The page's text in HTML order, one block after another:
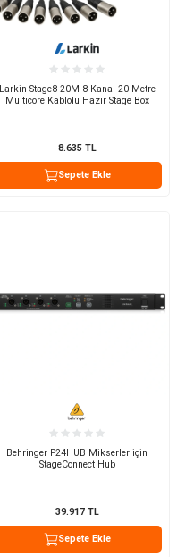
Larkin Stage8-20M 8 Kanal 20 Metre
Multicore Kablolu Hazır Stage Box
8.635TL
Sepete Ekle
Behringer P24HUB Mikserler için
StageConnect Hub
39.917TL
Sepete Ekle